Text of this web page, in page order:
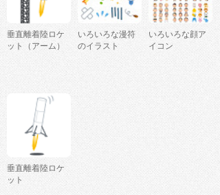
垂直離着陸ロケ
ット（アーム）
いろいろな漫符
のイラスト
いろいろな顔ア
イコン
垂直離着陸ロケ
ット